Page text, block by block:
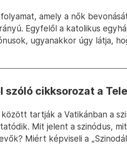
amely a nők
Egyfelől a katolikus
ugyanakkor úgy látja,
szóló cikksorozat a
tartják a Vatikánban a
Mit jelent a szinódus,
Miért képviseli a